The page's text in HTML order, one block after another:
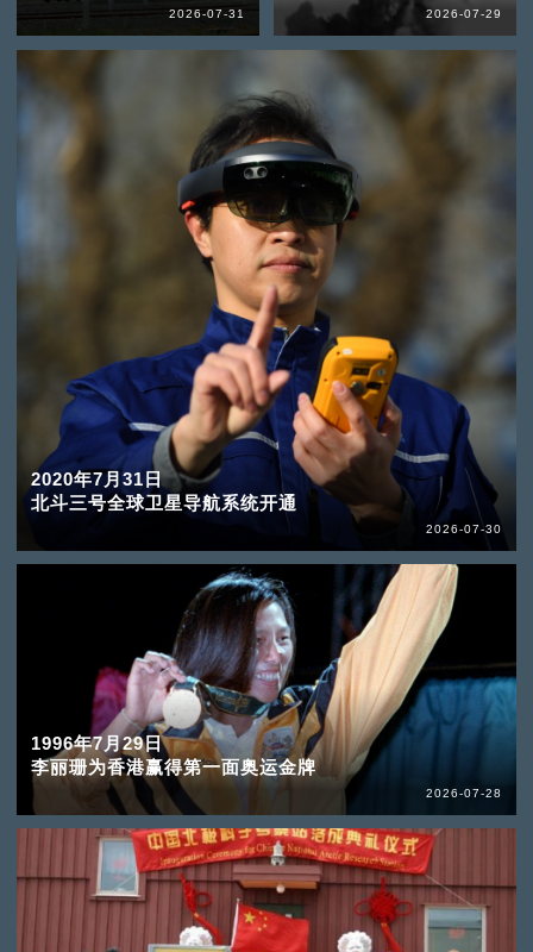
2026-07-31
2020年7月31日
北斗三号全球卫星导航系统开通
2026-07-30
2026-07-29
1996年7月29日
李丽珊为香港赢得第一面奥运金牌
2026-07-28